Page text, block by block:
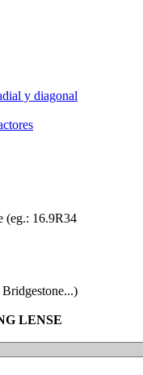
y diagonal
(eg.: 16.9R34
LENSE